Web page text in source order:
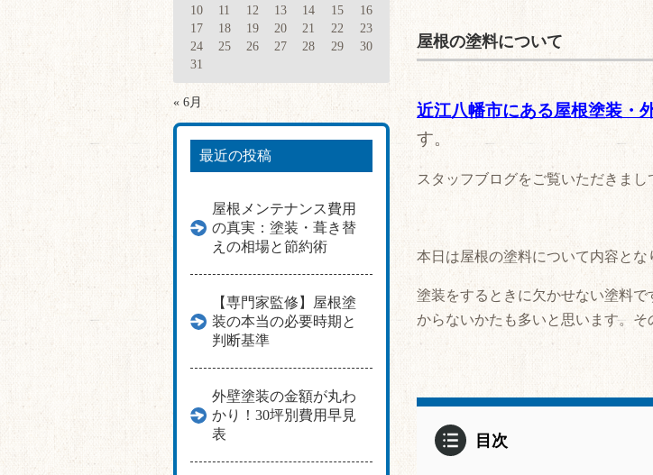
屋根の塗料について
近江八幡市にある屋根塗装・
す。
スタッフブログをご覧いただきまし
本日は屋根の塗料について内容とな
塗装をするときに欠かせない塗料
からないかたも多いと思います。
目次
10
11 12 13 14 15
16
17
18 19 20 21 22
23
24
25 26 27 28 29
30
31
« 6月
最近の投稿
屋根メンテナンス費用
の真実：塗装・葺き替
えの相場と節約術
【専門家監修】屋根塗
装の本当の必要時期と
判断基準
外壁塗装の金額が丸わ
かり！30坪別費用早見
表